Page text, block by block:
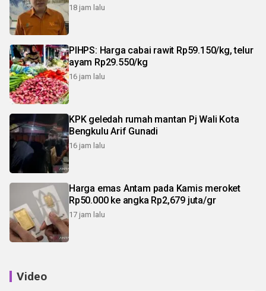
18 jam lalu
PIHPS: Harga cabai rawit Rp59.150/kg, telur
ayam Rp29.550/kg
16 jam lalu
KPK geledah rumah mantan Pj Wali Kota
Bengkulu Arif Gunadi
16 jam lalu
Harga emas Antam pada Kamis meroket
Rp50.000 ke angka Rp2,679 juta/gr
17 jam lalu
Video